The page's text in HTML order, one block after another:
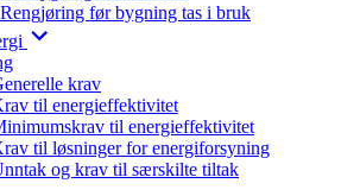
før bygning tas i bruk
krav
til energieffektivitet
til energieffektivitet
til løsninger for energiforsyning
og krav til særskilte tiltak